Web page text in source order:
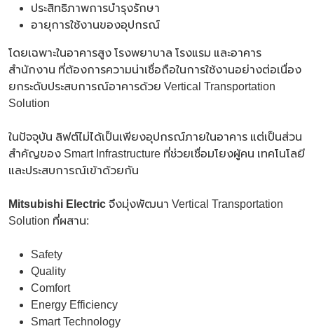
ประสิทธิภาพการบำรุงรักษา
อายุการใช้งานของอุปกรณ์
โดยเฉพาะในอาคารสูง โรงพยาบาล โรงแรม และอาคาร
สำนักงาน ที่ต้องการความน่าเชื่อถือในการใช้งานอย่างต่อเนื่อง
ยกระดับประสบการณ์อาคารด้วย Vertical Transportation
Solution
ในปัจจุบัน ลิฟต์ไม่ได้เป็นเพียงอุปกรณ์ภายในอาคาร แต่เป็นส่วน
สำคัญของ Smart Infrastructure ที่ช่วยเชื่อมโยงผู้คน เทคโนโลยี
และประสบการณ์เข้าด้วยกัน
Mitsubishi Electric จึงมุ่งพัฒนา Vertical Transportation
Solution ที่ผสาน:
Safety
Quality
Comfort
Energy Efficiency
Smart Technology